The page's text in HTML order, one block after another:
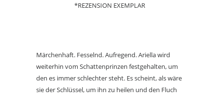
*REZENSION EXEMPLAR
Märchenhaft. Fesselnd. Aufregend. Ariella wird
weiterhin vom Schattenprinzen festgehalten, um
den es immer schlechter steht. Es scheint, als wäre
sie der Schlüssel, um ihn zu heilen und den Fluch